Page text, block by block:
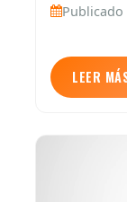
Publicado
LEER